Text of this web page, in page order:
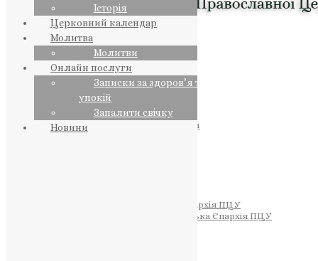
ПРЕДСТОЯТЕЛЬ
Православна Церква України
Тернопільсько-Бучацька Єпархія ПЦУ
Тернопільсько-Теребовлянська Єпархія ПЦУ
Історія
Церковний календар
Молитва
Молитви
Онлайн послуги
Записки за здоров’я та за
упокій
Запалити свічку
Новини